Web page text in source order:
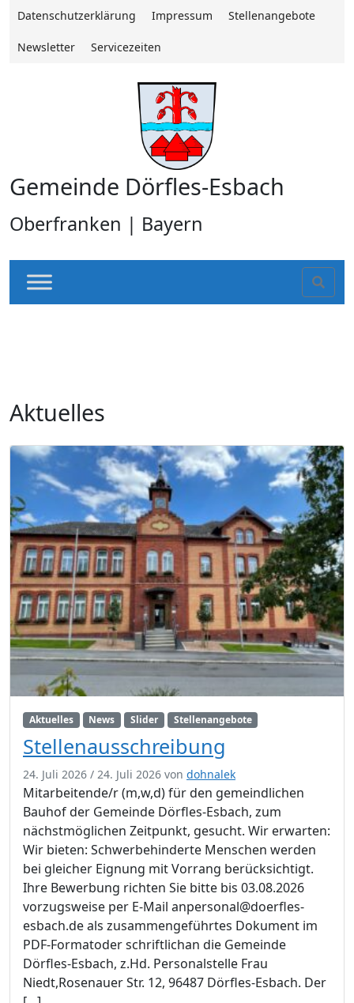
Datenschutzerklärung Impressum Stellenangebote
Newsletter Servicezeiten
Gemeinde Dörfles-Esbach
Oberfranken | Bayern
Aktuelles
Aktuelles News Slider Stellenangebote
Stellenausschreibung
24. Juli 2026 / 24. Juli 2026 von dohnalek
Mitarbeitende/r (m,w,d) für den gemeindlichen
Bauhof der Gemeinde Dörfles-Esbach, zum
nächstmöglichen Zeitpunkt, gesucht. Wir erwarten:
Wir bieten: Schwerbehinderte Menschen werden
bei gleicher Eignung mit Vorrang berücksichtigt.
Ihre Bewerbung richten Sie bitte bis 03.08.2026
vorzugsweise per E-Mail anpersonal@doerfles-
esbach.de als zusammengeführtes Dokument im
PDF-Formatoder schriftlichan die Gemeinde
Dörfles-Esbach, z.Hd. Personalstelle Frau
Niedt,Rosenauer Str. 12, 96487 Dörfles-Esbach. Der